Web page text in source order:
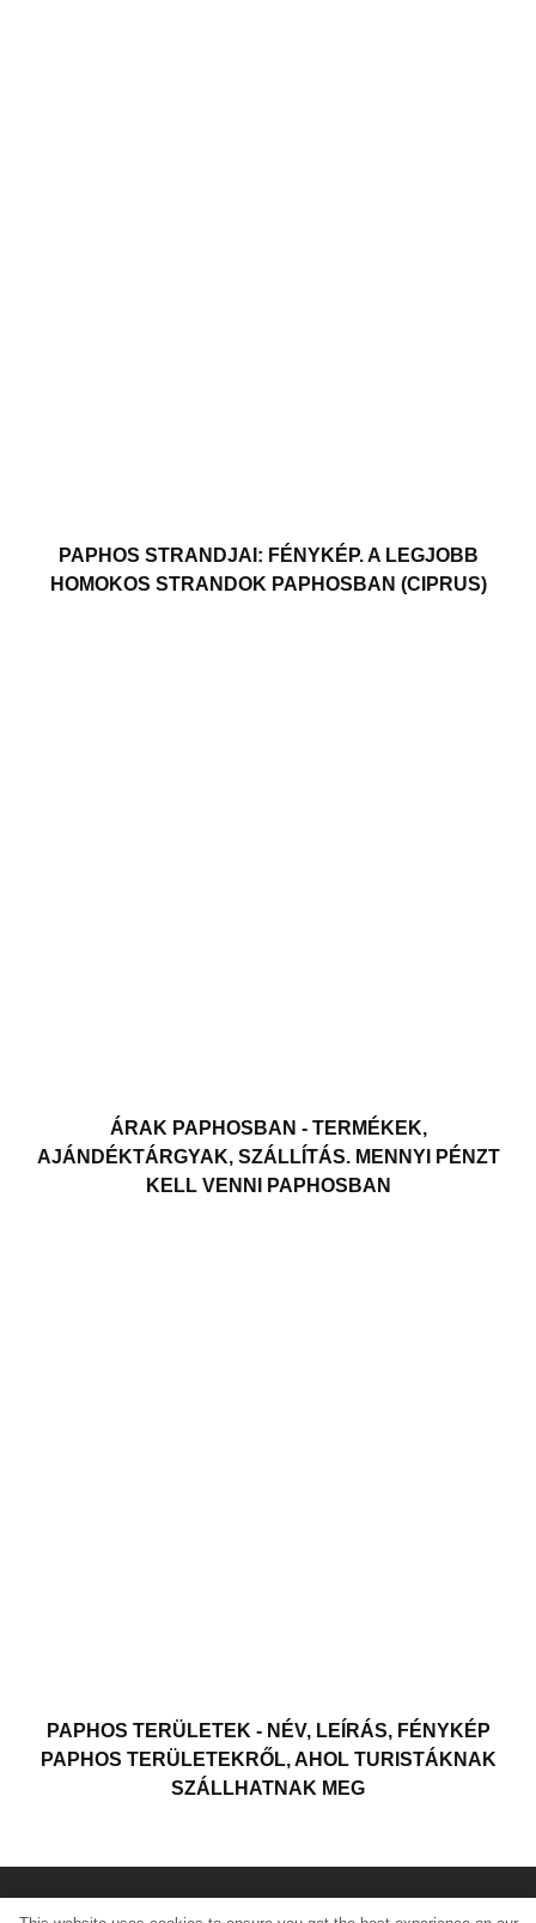
PAPHOS STRANDJAI: FÉNYKÉP. A LEGJOBB
HOMOKOS STRANDOK PAPHOSBAN (CIPRUS)
ÁRAK PAPHOSBAN - TERMÉKEK,
AJÁNDÉKTÁRGYAK, SZÁLLÍTÁS. MENNYI PÉNZT
KELL VENNI PAPHOSBAN
PAPHOS TERÜLETEK - NÉV, LEÍRÁS, FÉNYKÉP
PAPHOS TERÜLETEKRŐL, AHOL TURISTÁKNAK
SZÁLLHATNAK MEG